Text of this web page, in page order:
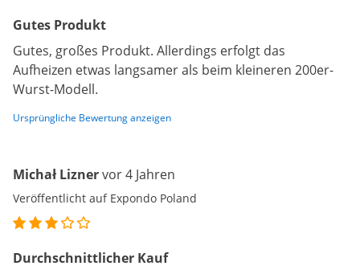
Gutes Produkt
Gutes, großes Produkt. Allerdings erfolgt das
Aufheizen etwas langsamer als beim kleineren 200er-
Wurst-Modell.
Ursprüngliche Bewertung anzeigen
Michał Liznervor 4 Jahren
Veröffentlicht auf Expondo Poland
Durchschnittlicher Kauf